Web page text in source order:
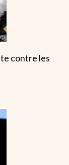
contre les